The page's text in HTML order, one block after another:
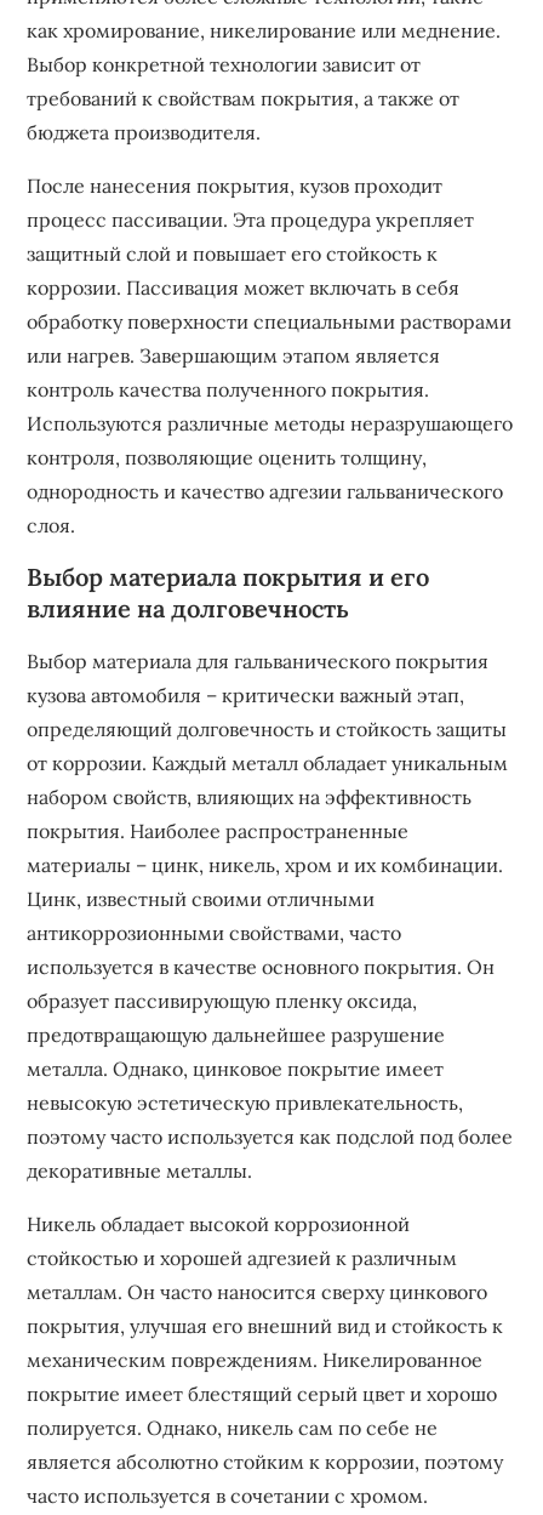
как хромирование‚ никелирование или меднение.
Выбор конкретной технологии зависит от
требований к свойствам покрытия‚ а также от
бюджета производителя.
После нанесения покрытия‚ кузов проходит
процесс пассивации. Эта процедура укрепляет
защитный слой и повышает его стойкость к
коррозии. Пассивация может включать в себя
обработку поверхности специальными растворами
или нагрев. Завершающим этапом является
контроль качества полученного покрытия.
Используются различные методы неразрушающего
контроля‚ позволяющие оценить толщину‚
однородность и качество адгезии гальванического
слоя.
Выбор материала покрытия и его
влияние на долговечность
Выбор материала для гальванического покрытия
кузова автомобиля – критически важный этап‚
определяющий долговечность и стойкость защиты
от коррозии. Каждый металл обладает уникальным
набором свойств‚ влияющих на эффективность
покрытия. Наиболее распространенные
материалы – цинк‚ никель‚ хром и их комбинации.
Цинк‚ известный своими отличными
антикоррозионными свойствами‚ часто
используется в качестве основного покрытия. Он
образует пассивирующую пленку оксида‚
предотвращающую дальнейшее разрушение
металла. Однако‚ цинковое покрытие имеет
невысокую эстетическую привлекательность‚
поэтому часто используется как подслой под более
декоративные металлы.
Никель обладает высокой коррозионной
стойкостью и хорошей адгезией к различным
металлам. Он часто наносится сверху цинкового
покрытия‚ улучшая его внешний вид и стойкость к
механическим повреждениям. Никелированное
покрытие имеет блестящий серый цвет и хорошо
полируется. Однако‚ никель сам по себе не
является абсолютно стойким к коррозии‚ поэтому
часто используется в сочетании с хромом.